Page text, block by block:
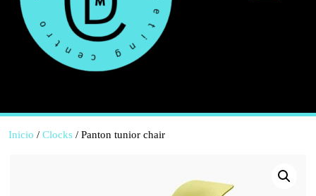
Inicio / Clocks / Panton tunior chair